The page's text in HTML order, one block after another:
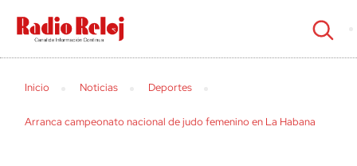
cerrar
Inicio Noticias Deportes
Arranca campeonato nacional de judo femenino en La Habana